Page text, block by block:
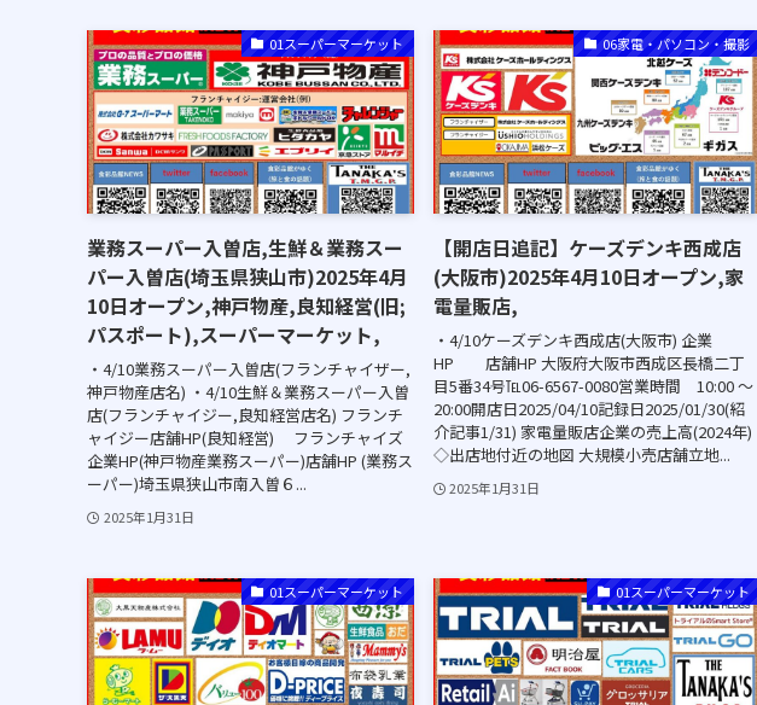
01スーパーマーケット
業務スーパー入曽店,生鮮＆業務スー
パー入曽店(埼玉県狭山市)2025年4月
10日オープン,神戸物産,良知経営(旧;
パスポート),スーパーマーケット,
・4/10業務スーパー入曽店(フランチャイザー,
神戸物産店名) ・4/10生鮮＆業務スーパー入曽
店(フランチャイジー,良知経営店名) フランチ
ャイジー店舗HP(良知経営) フランチャイズ
企業HP(神戸物産業務スーパー)店舗HP (業務ス
ーパー)埼玉県狭山市南入曽６...
2025年1月31日
06家電・パソコン・撮影
【開店日追記】ケーズデンキ西成店
(大阪市)2025年4月10日オープン,家
電量販店,
・4/10ケーズデンキ西成店(大阪市) 企業
HP 店舗HP 大阪府大阪市西成区長橋二丁
目5番34号℡06-6567-0080営業時間 10:00 ～
20:00開店日2025/04/10記録日2025/01/30(紹
介記事1/31) 家電量販店企業の売上高(2024年)
◇出店地付近の地図 大規模小売店舗立地...
2025年1月31日
01スーパーマーケット 01スーパーマーケット